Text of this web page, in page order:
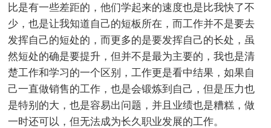
比是有一些差距的，他们学起来的速度也是比我快了不
少，也是让我知道自己的短板所在，而工作并不是要去
发挥自己的短处的，而更多的是要发挥自己的长处，虽
然短处的确是要提升，但并不是最为主要的，我也是清
楚工作和学习的一个区别，工作更是看中结果，如果自
己一直做销售的工作，也是会锻炼到自己，但是压力也
是特别的大，也是容易出问题，并且业绩也是糟糕，做
一时还可以，但无法成为长久职业发展的工作。